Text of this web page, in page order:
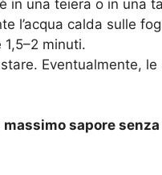
in una teiera o in una
l’acqua calda sulle
minuti.
Eventualmente,
massimo sapore